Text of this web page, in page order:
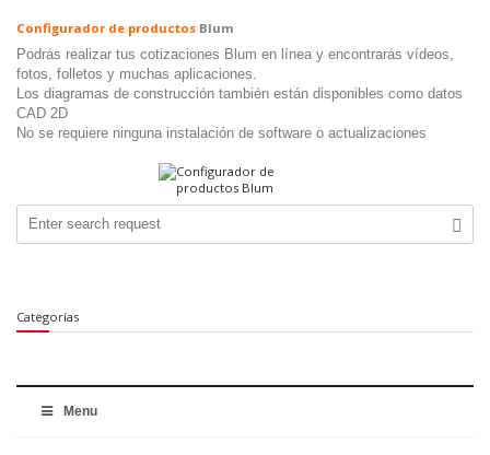
Configurador de productos Blum
Podrás realizar tus cotizaciones Blum en línea y encontrarás vídeos,
fotos, folletos y muchas aplicaciones.
Los diagramas de construcción también están disponibles como datos
CAD 2D
No se requiere ninguna instalación de software o actualizaciones
Categorías
Menu